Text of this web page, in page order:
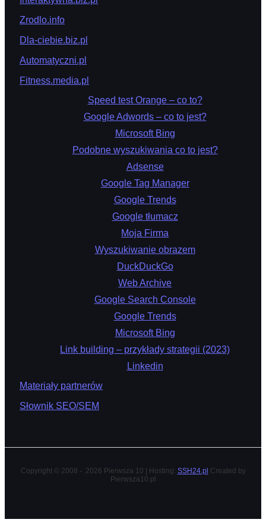
Zrodlo.info
Dla-ciebie.biz.pl
Automatyczni.pl
Fitness.media.pl
Speed test Orange – co to?
Google Adwords – co to jest?
Microsoft Bing
Podobne wyszukiwania co to jest?
Adsense
Google Tag Manager
Google Trends
Google tłumacz
Moja Firma
Wyszukiwanie obrazem
DuckDuckGo
Web Archive
Google Search Console
Google Trends
Microsoft Bing
Link building – przykłady strategii (2023)
Linkedin
Materiały partnerów
Słownik SEO/SEM
Copyright © 2008 - 2026 Pierwsza 10 | Hosting: SSH24.pl Created by
Pierwsza10.pl